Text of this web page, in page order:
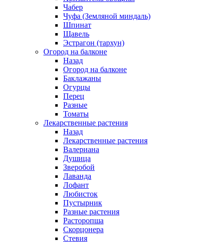
Чабер
Чуфа (Земляной миндаль)
Шпинат
Щавель
Эстрагон (тархун)
Огород на балконе
Назад
Огород на балконе
Баклажаны
Огурцы
Перец
Разные
Томаты
Лекарственные растения
Назад
Лекарственные растения
Валериана
Душица
Зверобой
Лаванда
Лофант
Любисток
Пустырник
Разные растения
Расторопша
Скорцонера
Стевия